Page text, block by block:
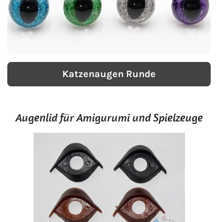
Katzenaugen Runde
Augenlid für Amigurumi und Spielzeuge